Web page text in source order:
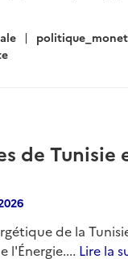
de Tunisie
de la
l'Énergie.... Lire la